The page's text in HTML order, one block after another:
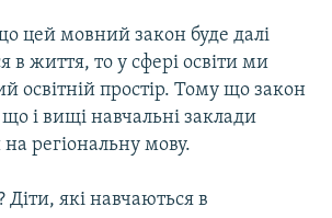
цей мовний закон буде далі
в життя, то у сфері освіти ми
освітній простір. Тому що закон
і вищі навчальні заклади
регіональну мову.
які навчаються в